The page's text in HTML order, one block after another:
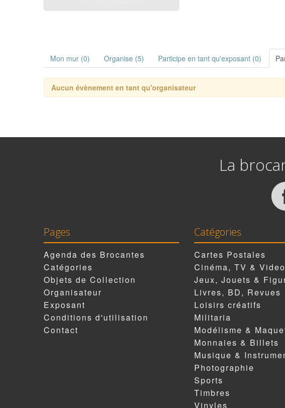
Mon mur (0) Organise (5) Participe en tant qu'exposant (0)
Aucun évènement en tant qu'organisateur
La
Pages
Agenda des Brocantes
Catégories
Objets de Collection
Organisateur
Exposant
Conditions d'utilisation
Contact
Catégories
Cartes Postales
Cinéma, TV & Video
Jeux, Jouets &
Livres, BD, Revues
Loisirs créatifs
Militaria
Modélisme &
Monnaies & Billets
Musique &
Photographie
Sports
Timbres
Vinyles